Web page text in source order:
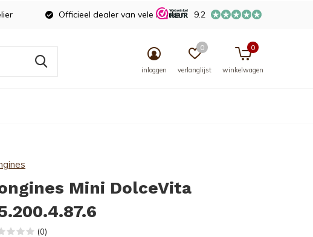
inloggen verlanglijst
0
winkelwagen
0
Officieel dealer van vele merken 9.2
Mini DolceVita
(0)